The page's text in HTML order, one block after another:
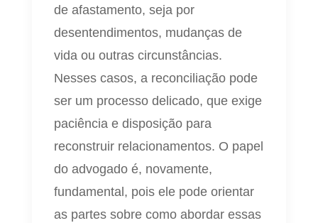
de afastamento, seja por
desentendimentos, mudanças de
vida ou outras circunstâncias.
Nesses casos, a reconciliação pode
ser um processo delicado, que exige
paciência e disposição para
reconstruir relacionamentos. O papel
do advogado é, novamente,
fundamental, pois ele pode orientar
as partes sobre como abordar essas